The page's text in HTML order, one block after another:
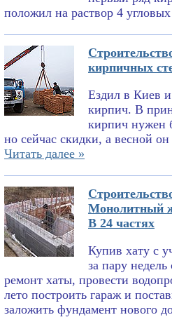
положил на раствор 4
кирпичных
Ездил в Киев
кирпич. В
кирпич нужен
но сейчас скидки, а весной
Читать далее »
Монолитный
В 24 частях
Купив хату с
за пару недель
ремонт хаты, провести
лето построить гараж и
заложить фундамент нового